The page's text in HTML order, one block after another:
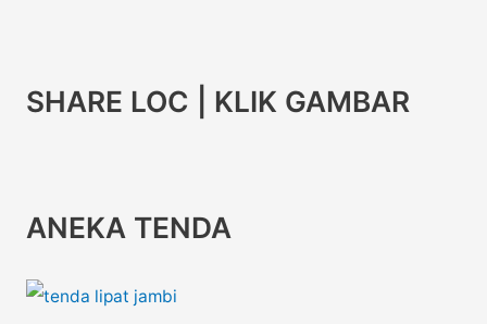
SHARE LOC | KLIK GAMBAR
ANEKA TENDA